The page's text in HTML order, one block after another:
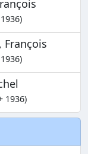
François
1936)